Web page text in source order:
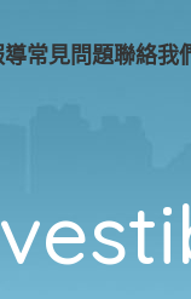
導常見問題聯絡我